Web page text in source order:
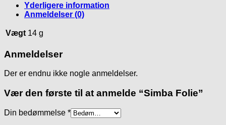
Yderligere information
Anmeldelser (0)
Vægt 14 g
Anmeldelser
Der er endnu ikke nogle anmeldelser.
Vær den første til at anmelde “Simba Folie”
Din bedømmelse *